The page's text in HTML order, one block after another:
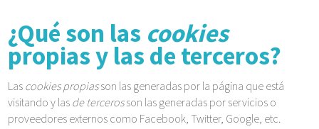
¿Qué son las cookies
propias y las de terceros?
Las cookies propiasson las generadas por la página que está
visitando y las de tercerosson las generadas por servicios o
proveedores externos como Facebook, Twitter, Google, etc.